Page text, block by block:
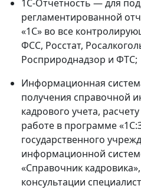
1С-Отчетность — для
регламентированной
«1С» во все
ФСС, Росстат,
Росприроднадзор и ФТС;
Информационная
получения справочной
кадрового учета,
работе в программе
государственного
информационной
«Справочник
консультации